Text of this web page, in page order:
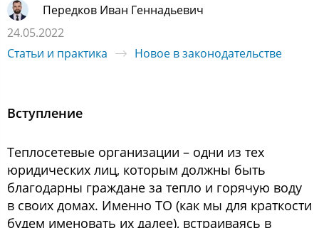
Передков Иван Геннадьевич
24.05.2022
Статьи и практика
Новое в законодательстве
Вступление
Теплосетевые организации – одни из тех
юридических лиц, которым должны быть
благодарны граждане за тепло и горячую воду
в своих домах. Именно ТО (как мы для краткости
будем именовать их далее), встраиваясь в